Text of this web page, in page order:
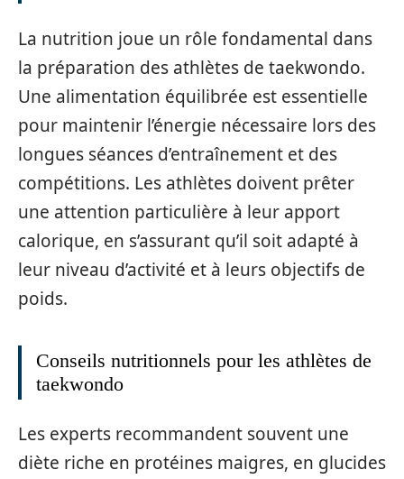
La nutrition joue un rôle fondamental dans
la préparation des athlètes de taekwondo.
Une alimentation équilibrée est essentielle
pour maintenir l’énergie nécessaire lors des
longues séances d’entraînement et des
compétitions. Les athlètes doivent prêter
une attention particulière à leur apport
calorique, en s’assurant qu’il soit adapté à
leur niveau d’activité et à leurs objectifs de
poids.
Conseils nutritionnels pour les athlètes de
taekwondo
Les experts recommandent souvent une
diète riche en protéines maigres, en glucides